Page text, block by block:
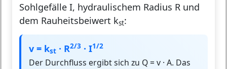
Sohlgefälle I, hydraulischem Radius R und
dem Rauheitsbeiwert kst:
v = kst · R2/3 · I1/2
Der Durchfluss ergibt sich zu Q = v · A. Das